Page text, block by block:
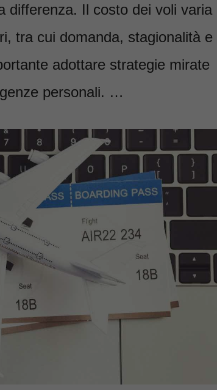
differenza. Il costo dei voli varia
tra cui domanda, stagionalità e
adottare strategie mirate
personali. …